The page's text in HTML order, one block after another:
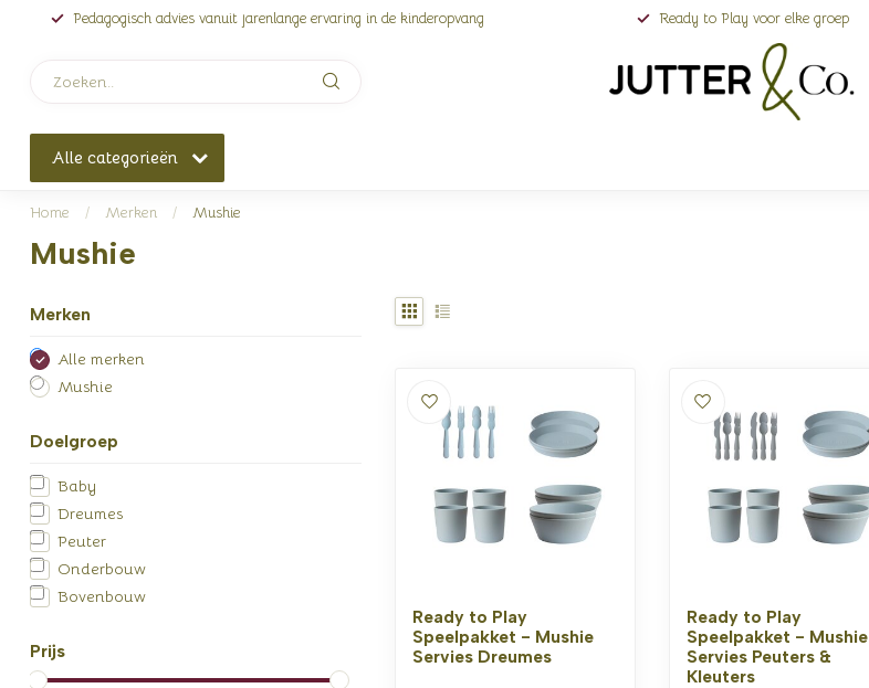
Pedagogisch advies vanuit jarenlange ervaring in de kinderopvang Ready to Play voor elke groep
Alle categorieën
Home / Merken / Mushie
Mushie
Merken
Alle merken
Mushie
Doelgroep
Baby
Dreumes
Peuter
Onderbouw
Bovenbouw
Prijs
Ready to Play
Speelpakket - Mushie
Servies Dreumes
Ready to Play
Speelpakket - Mushie
Servies Peuters &
Kleuters